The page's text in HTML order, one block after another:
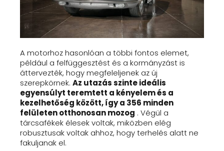
A motorhoz hasonlóan a többi fontos elemet,
például a felfüggesztést és a kormányzást is
áttervezték, hogy megfeleljenek az új
szerepkörnek. Az utazás szinte ideális
egyensúlyt teremtett a kényelem és a
kezelhetőség között, így a 356 minden
felületen otthonosan mozog . Végül a
tárcsafékek élesek voltak, miközben elég
robusztusak voltak ahhoz, hogy terhelés alatt ne
fakuljanak el.